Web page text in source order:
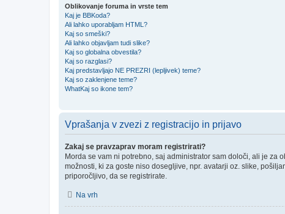
Oblikovanje foruma in vrste tem
Kaj je BBKoda?
Ali lahko uporabljam HTML?
Kaj so smeški?
Ali lahko objavljam tudi slike?
Kaj so globalna obvestila?
Kaj so razglasi?
Kaj predstavljajo NE PREZRI (lepljivek) teme?
Kaj so zaklenjene teme?
WhatKaj so ikone tem?
Vprašanja v zvezi z registracijo in prijavo
Zakaj se pravzaprav moram registrirati?
Morda se vam ni potrebno, saj administrator sam določi, ali je
možnosti, ki za goste niso dosegljive, npr. avatarji oz. slike,
priporočljivo, da se registrirate.
Na vrh